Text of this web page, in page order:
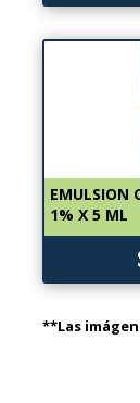
EMULSION
1% X 5 ML
**Las